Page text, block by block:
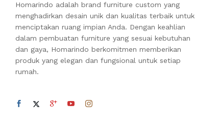
Homarindo adalah brand furniture custom yang
menghadirkan desain unik dan kualitas terbaik untuk
menciptakan ruang impian Anda. Dengan keahlian
dalam pembuatan furniture yang sesuai kebutuhan
dan gaya, Homarindo berkomitmen memberikan
produk yang elegan dan fungsional untuk setiap
rumah.